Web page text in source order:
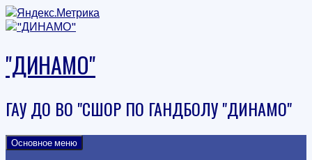
Наверх
"ДИНАМО"
ГАУ ДО ВО "СШОР ПО ГАНДБОЛУ "ДИНАМО"
Основное меню